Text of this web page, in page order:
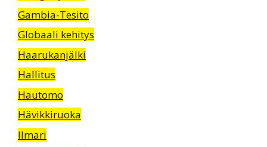
Gambia-Tesito
Globaali kehitys
Haarukanjälki
Hallitus
Hautomo
Hävikkiruoka
Ilmari